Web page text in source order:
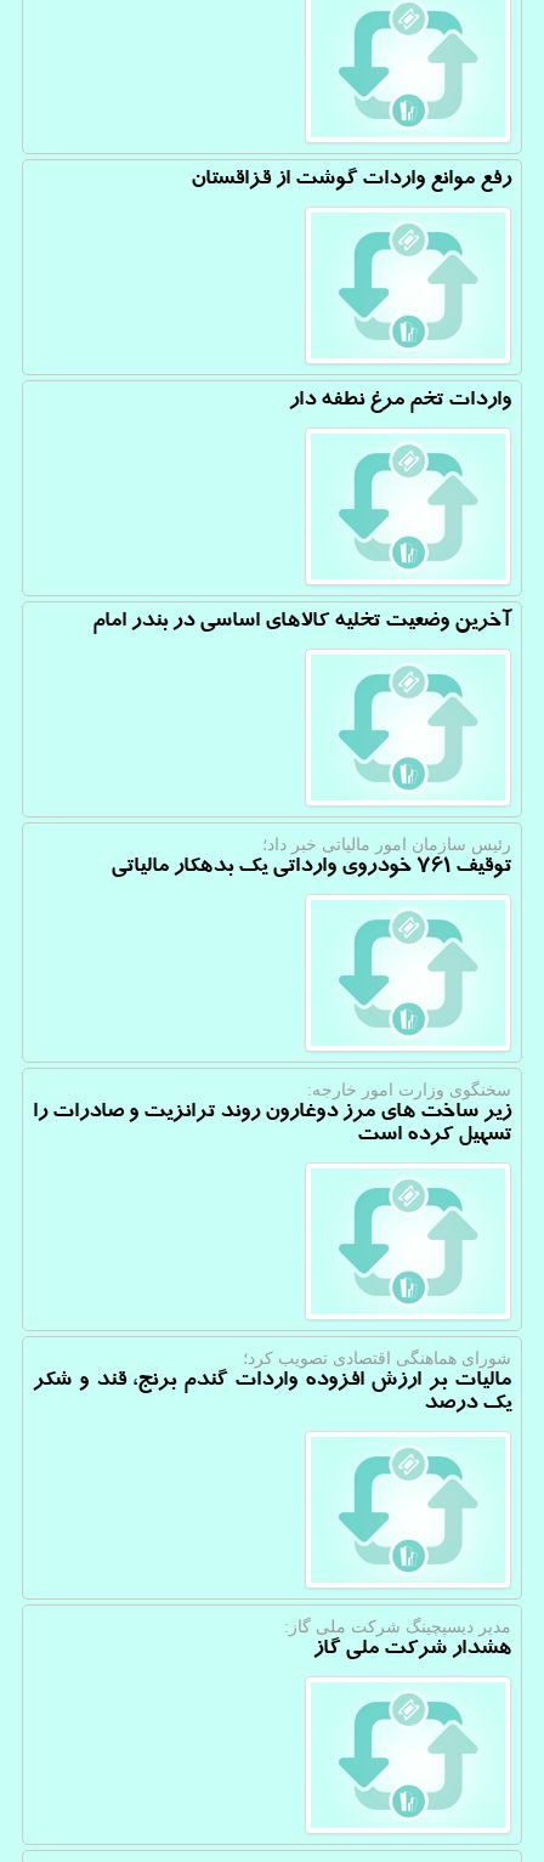
رفع موانع واردات گوشت از قزاقستان
واردات تخم مرغ نطفه دار
آخرین وضعیت تخلیه کالاهای اساسی در بندر امام
رئیس سازمان امور مالیاتی خبر داد؛
توقیف 761 خودروی وارداتی یک بدهکار مالیاتی
سخنگوی وزارت امور خارجه:
زیر ساخت های مرز دوغارون روند ترانزیت و صادرات را
تسهیل کرده است
شورای هماهنگی اقتصادی تصویب كرد؛
مالیات بر ارزش افزوده واردات گندم برنج، قند و شکر
یک درصد
مدیر دیسپچینگ شركت ملی گاز:
هشدار شرکت ملی گاز